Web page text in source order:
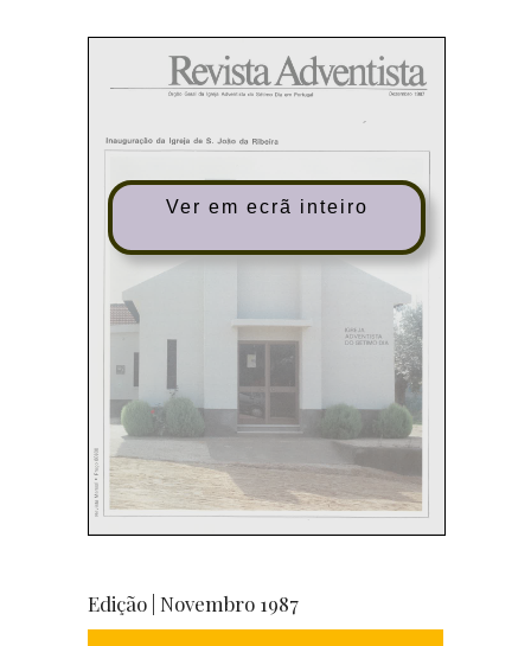
Ver em ecrã inteiro
Edição | Novembro 1987